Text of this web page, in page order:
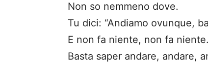
Non so nemmeno dove.
Tu dici: “Andiamo ovunque,
E non fa niente, non fa
Basta saper andare, andare,